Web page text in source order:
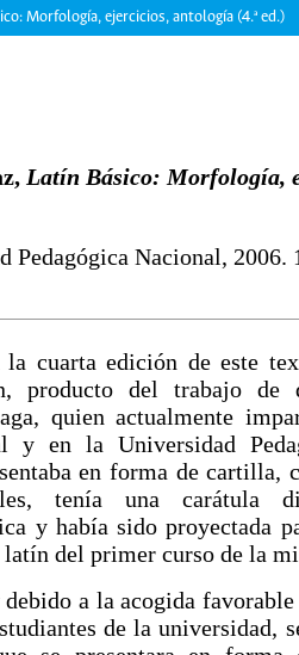
Morfología, ejercicios, antología (4.ª ed.)